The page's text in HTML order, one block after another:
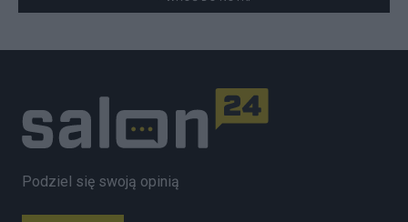
Podziel się swoją opinią